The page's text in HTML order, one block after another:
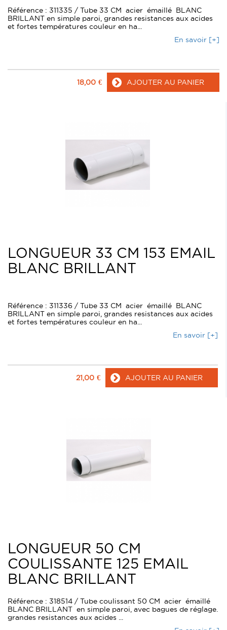
Référence : 311335 / Tube 33 CM acier émaillé BLANC
BRILLANT en simple paroi, grandes resistances aux acides
et fortes températures couleur en ha...
En savoir [+]
18,00 € AJOUTER AU PANIER
LONGUEUR 33 CM 153 EMAIL
BLANC BRILLANT
Référence : 311336 / Tube 33 CM acier émaillé BLANC
BRILLANT en simple paroi, grandes resistances aux acides
et fortes températures couleur en ha...
En savoir [+]
21,00 € AJOUTER AU PANIER
LONGUEUR 50 CM
COULISSANTE 125 EMAIL
BLANC BRILLANT
Référence : 318514 / Tube coulissant 50 CM acier émaillé
BLANC BRILLANT en simple paroi, avec bagues de réglage.
grandes resistances aux acides ...